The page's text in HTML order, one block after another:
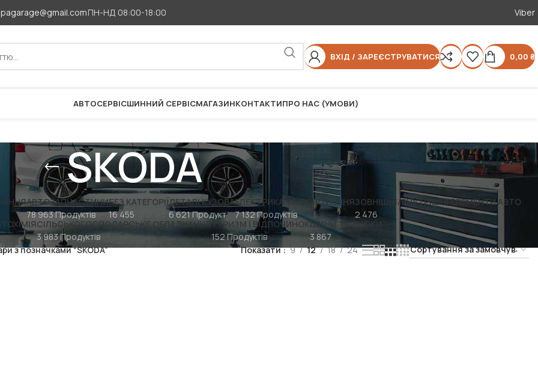
ПН-НД 08:00-18:00 Viber
ВХІД / ЗАРЕЄСТРУВАТИСЯ 0,00 ₴
АВТОСЕРВІСШИННИЙ СЕРВІСМАГАЗИНКОНТАКТИПРО НАС (УМОВИ)
SKODA
АВТОЗАПЧАСТИНИ
78 963 Продуктів
БЕЗ КАТЕГОРІЇ
16 455
ДЕТАЛІ КУЗОВА
6 621 Продукт
ЕЛЕКТРИКА ТА ОСВІТЛЕННЯ
7 132 Продуктів
ЗОВНІШНІ/ВНУТРІШНІ ЕЛЕМЕНТИ АВТО
2 476
СІЛЬСЬКОГОСПОДАРСЬКЕ ОБЛАДНАННЯ
3 983 Продуктів
ТУРИЗМ І ВІДПОЧИНОК
152 Продуктів
ШИНИ ТА ДИСКИ
3 867
з позначками “SKODA” Показати 9 12 18 24